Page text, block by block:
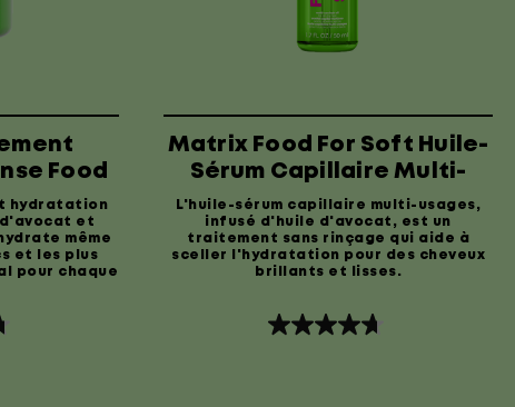
Food
hydratation
d'avocat et
même
et les plus
pour chaque
Matrix Food For Soft Huile-
Sérum Capillaire Multi-
Usages
L'huile-sérum capillaire multi-usages,
infusé d'huile d'avocat, est un
traitement sans rinçage qui aide à
sceller l'hydratation pour des cheveux
brillants et lisses.
4.7